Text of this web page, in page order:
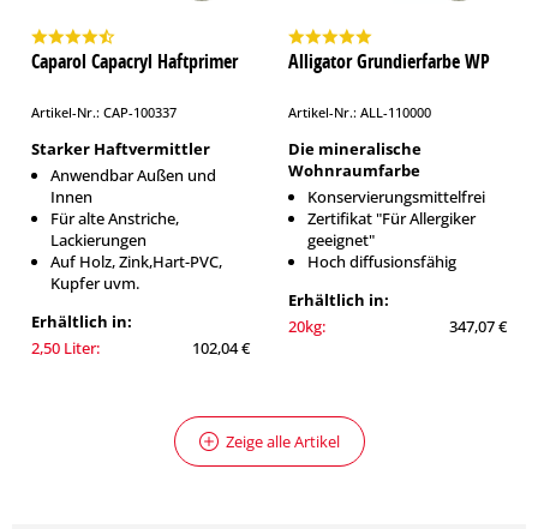
Caparol Capacryl Haftprimer
Artikel-Nr.: CAP-100337
Starker Haftvermittler
Anwendbar Außen und
Innen
Für alte Anstriche,
Lackierungen
Auf Holz, Zink,Hart-PVC,
Kupfer uvm.
Erhältlich in:
2,50 Liter:
102,04 €
Alligator Grundierfarbe WP
Artikel-Nr.: ALL-110000
Die mineralische
Wohnraumfarbe
Konservierungsmittelfrei
Zertifikat "Für Allergiker
geeignet"
Hoch diffusionsfähig
Erhältlich in:
20kg:
347,07 €
Zeige alle Artikel